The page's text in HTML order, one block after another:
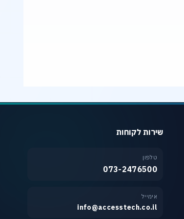
שירות לקוחות
טלפון
073-2476500
אימייל
info@accesstech.co.il